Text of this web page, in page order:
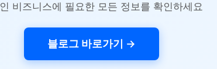
비즈니스에 필요한 모든 정보를 확인하세요
블로그 바로가기 →